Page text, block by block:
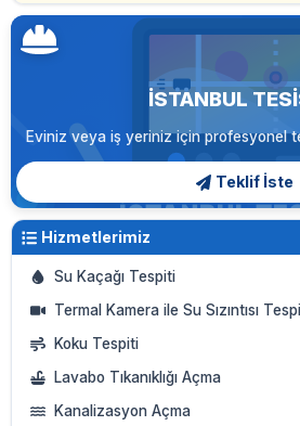
İSTANBUL
Eviniz veya iş yeriniz için profesyonel
Teklif İste
Hizmetlerimiz
Su Kaçağı Tespiti
Termal Kamera ile Su Sızıntısı
Koku Tespiti
Lavabo Tıkanıklığı Açma
Kanalizasyon Açma